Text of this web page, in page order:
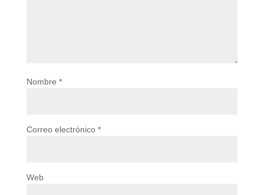
Nombre *
Correo electrónico *
Web